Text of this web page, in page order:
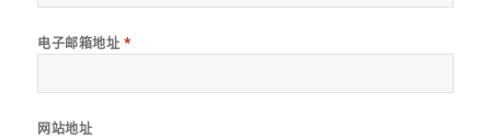
电子邮箱地址 *
网站地址